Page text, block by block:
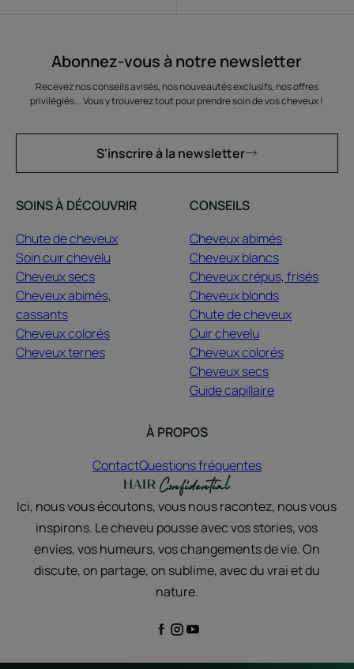
Abonnez-vous à notre newsletter
Recevez nos conseils avisés, nos nouveautés exclusifs, nos offres
privilégiés... Vous y trouverez tout pour prendre soin de vos cheveux !
S'inscrire à la newsletter
SOINS À DÉCOUVRIR
Chute de cheveux
Soin cuir chevelu
Cheveux secs
Cheveux abimés,
cassants
Cheveux colorés
Cheveux ternes
CONSEILS
Cheveux abimés
Cheveux blancs
Cheveux crépus, frisés
Cheveux blonds
Chute de cheveux
Cuir chevelu
Cheveux colorés
Cheveux secs
Guide capillaire
À PROPOS
ContactQuestions fréquentes
Ici, nous vous écoutons, vous nous racontez, nous vous
inspirons. Le cheveu pousse avec vos stories, vos
envies, vos humeurs, vos changements de vie. On
discute, on partage, on sublime, avec du vrai et du
nature.